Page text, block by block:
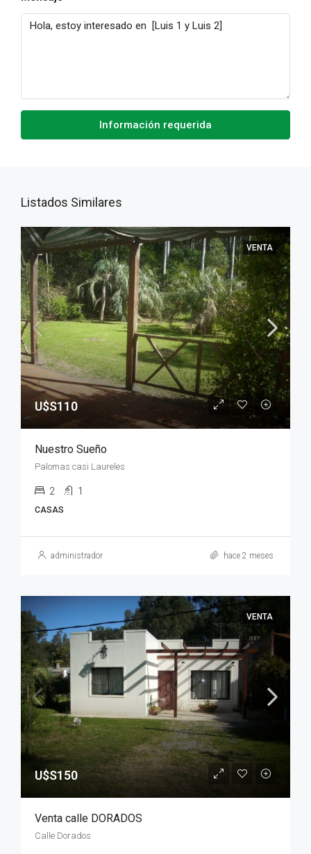
Información requerida
Listados Similares
VENTA
U$S110
Nuestro Sueño
Palomas casi Laureles
2 1
CASAS
administrador hace 2 meses
VENTA
U$S150
Venta calle DORADOS
Calle Dorados